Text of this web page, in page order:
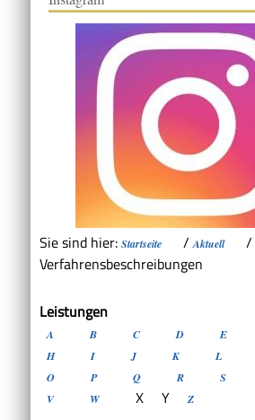
Sie sind hier: Startseite /Aktuell /
Verfahrensbeschreibungen
Leistungen
A B C D E
H
I J K L
O
P Q R S
V
W X Y Z